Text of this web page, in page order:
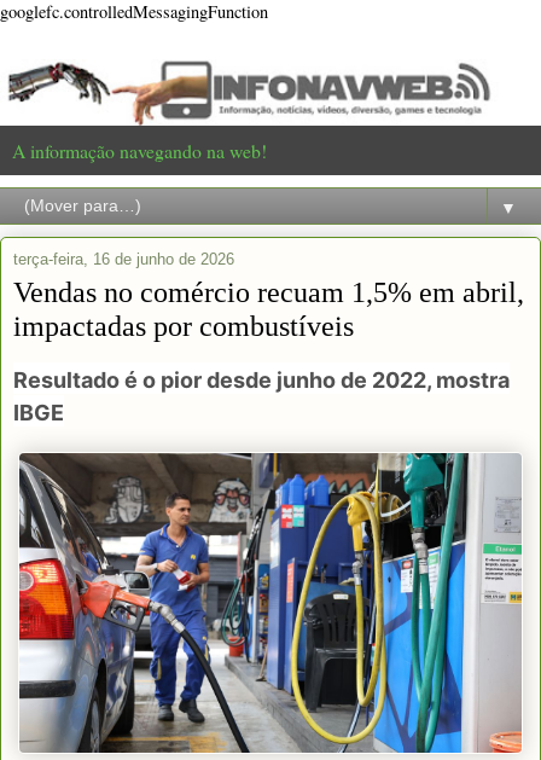
googlefc.controlledMessagingFunction
A informação navegando na web!
▼
terça-feira, 16 de junho de 2026
Vendas no comércio recuam 1,5% em abril,
impactadas por combustíveis
Resultado é o pior desde junho de 2022, mostra
IBGE